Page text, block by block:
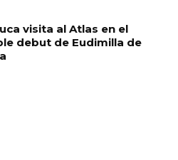
visita al Atlas en el
debut de Eudimilla de